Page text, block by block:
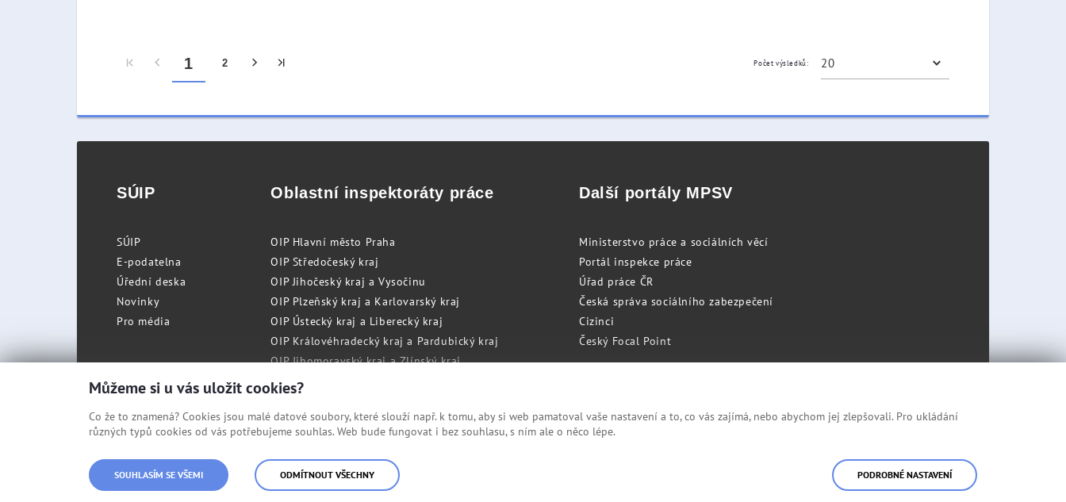
1 2 Počet výsledků:
SÚIP
SÚIP
E-podatelna
Úřední deska
Novinky
Pro média
Oblastní inspektoráty práce
OIP Hlavní město Praha
OIP Středočeský kraj
OIP Jihočeský kraj a Vysočinu
OIP Plzeňský kraj a Karlovarský kraj
OIP Ústecký kraj a Liberecký kraj
OIP Královéhradecký kraj a Pardubický kraj
OIP Jihomoravský kraj a Zlínský kraj
OIP Moravskoslezský kraj a Olomoucký kraj
Další portály MPSV
Ministerstvo práce a sociálních věcí
Portál inspekce práce
Úřad práce ČR
Česká správa sociálního zabezpečení
Cizinci
Český Focal Point
© Státní úřad inspekce práce
Můžeme si u vás uložit cookies?
Co že to znamená? Cookies jsou malé datové soubory, které slouží např. k tomu, aby si web pamatoval vaše nastavení a to, co vás zajímá, nebo abychom jej zlepšovali. Pro ukládání
různých typů cookies od vás potřebujeme souhlas. Web bude fungovat i bez souhlasu, s ním ale o něco lépe.
SOUHLASÍM SE VŠEMI ODMÍTNOUT VŠECHNY PODROBNÉ NASTAVENÍ